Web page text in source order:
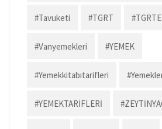
#tavuketi #TGRT
#vanyemekleri #YEMEK
#yemekkitabıtarifleri
#YEMEKTARİFLERİ